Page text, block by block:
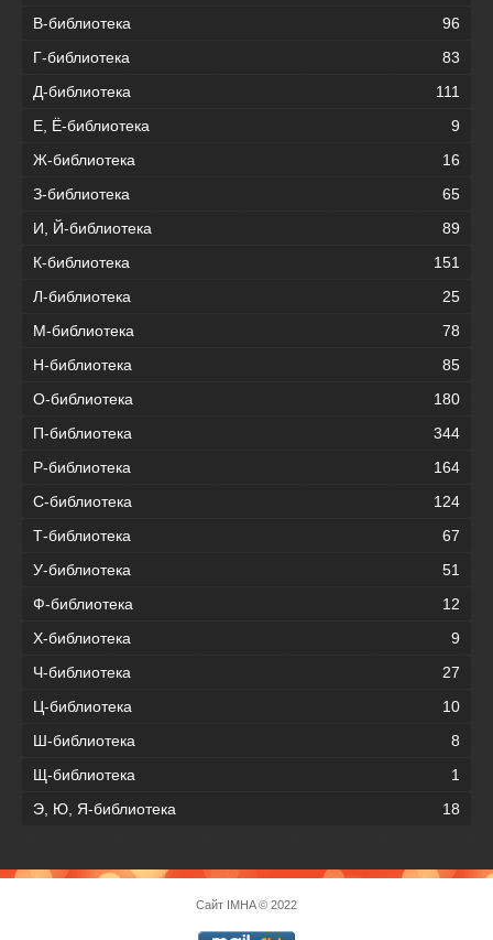
В-библиотека
96
Г-библиотека
83
Д-библиотека
111
Е, Ё-библиотека
9
Ж-библиотека
16
З-библиотека
65
И, Й-библиотека
89
К-библиотека
151
Л-библиотека
25
М-библиотека
78
Н-библиотека
85
О-библиотека
180
П-библиотека
344
Р-библиотека
164
С-библиотека
124
Т-библиотека
67
У-библиотека
51
Ф-библиотека
12
Х-библиотека
9
Ч-библиотека
27
Ц-библиотека
10
Ш-библиотека
8
Щ-библиотека
1
Э, Ю, Я-библиотека
18
Сайт IMHA© 2022